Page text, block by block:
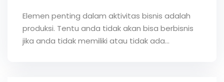
Elemen penting dalam aktivitas bisnis adalah
produksi. Tentu anda tidak akan bisa berbisnis
jika anda tidak memiliki atau tidak ada…